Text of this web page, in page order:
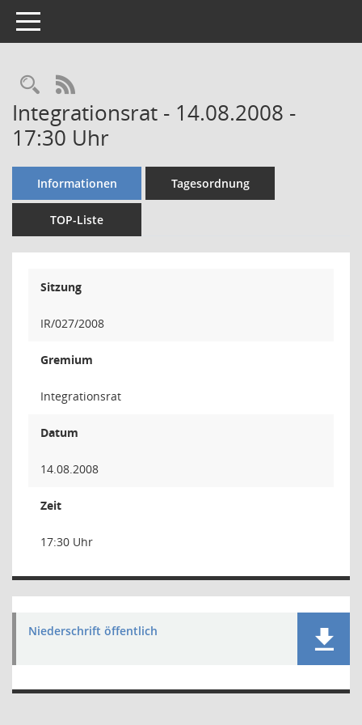
Toggle navigation
Rechercheauswahl
RSS-Feed
Integrationsrat - 14.08.2008 -
17:30 Uhr
Informationen Tagesordnung
TOP-Liste
Sitzung
IR/027/2008
Gremium
Integrationsrat
Datum
14.08.2008
Zeit
17:30 Uhr
Niederschrift öffentlich